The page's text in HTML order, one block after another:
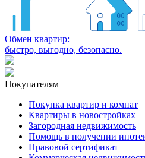
Обмен квартир:
быстро, выгодно, безопасно.
Покупателям
Покупка квартир и комнат
Квартиры в новостройках
Загородная недвижимость
Помощь в получении
Правовой сертификат